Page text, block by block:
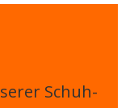
Schuh-